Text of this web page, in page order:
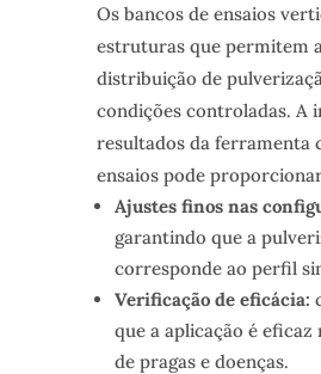
Os bancos de ensaios
estruturas que permitem
distribuição de
condições controladas. A
resultados da ferramenta
ensaios pode
Ajustes finos nas
garantindo que a
corresponde ao perfil
Verificação de eficácia:
que a aplicação é
de pragas e doenças.